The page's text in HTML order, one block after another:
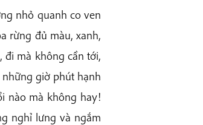
nhỏ quanh co ven
rừng đủ màu, xanh,
đi mà không cần tới,
giờ phút hạnh
nào mà không hay!
nghỉ lưng và ngắm